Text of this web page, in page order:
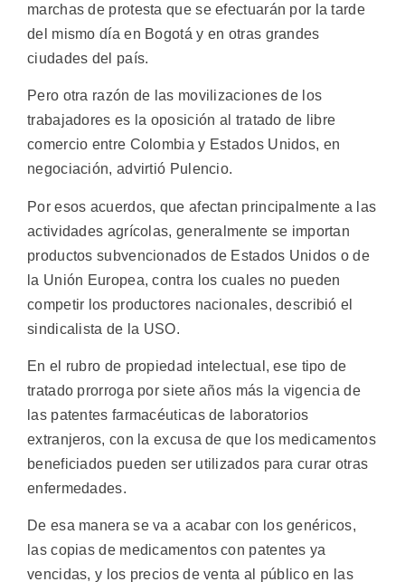
marchas de protesta que se efectuarán por la tarde
del mismo día en Bogotá y en otras grandes
ciudades del país.
Pero otra razón de las movilizaciones de los
trabajadores es la oposición al tratado de libre
comercio entre Colombia y Estados Unidos, en
negociación, advirtió Pulencio.
Por esos acuerdos, que afectan principalmente a las
actividades agrícolas, generalmente se importan
productos subvencionados de Estados Unidos o de
la Unión Europea, contra los cuales no pueden
competir los productores nacionales, describió el
sindicalista de la USO.
En el rubro de propiedad intelectual, ese tipo de
tratado prorroga por siete años más la vigencia de
las patentes farmacéuticas de laboratorios
extranjeros, con la excusa de que los medicamentos
beneficiados pueden ser utilizados para curar otras
enfermedades.
De esa manera se va a acabar con los genéricos,
las copias de medicamentos con patentes ya
vencidas, y los precios de venta al público en las